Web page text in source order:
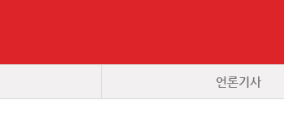
언론기사